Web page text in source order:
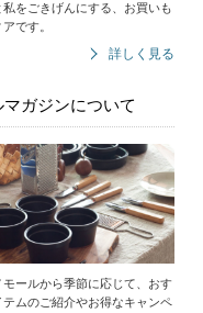
私をごきげんにする、お買いも
です。
詳しく見る
マガジンについて
モールから季節に応じて、おす
テムのご紹介やお得なキャンペ